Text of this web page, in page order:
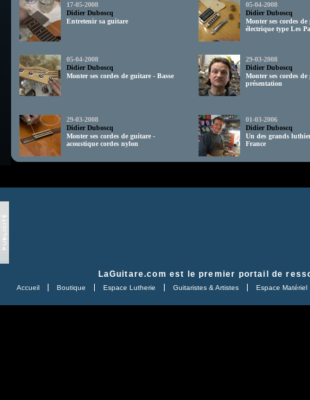
17-05-2008
Didier Duboscq
Entretenir sa guitare
05-04-2008
Didier Duboscq
Monter ses cordes de
électrique type Les
05-04-2008
Didier Duboscq
Monter ses cordes de guitare - Basse
29-03-2008
Didier Duboscq
Monter ses cordes de
présentation
29-03-2008
Didier Duboscq
Monter ses cordes de guitare -
acoustique cordes nylon
01-03-2006
Didier Duboscq
Un des grands
France
LaGuitare.com est le premier portail de
Accueil Boutique Espace Lutherie Guitaristes & Artistes Espace Matériel